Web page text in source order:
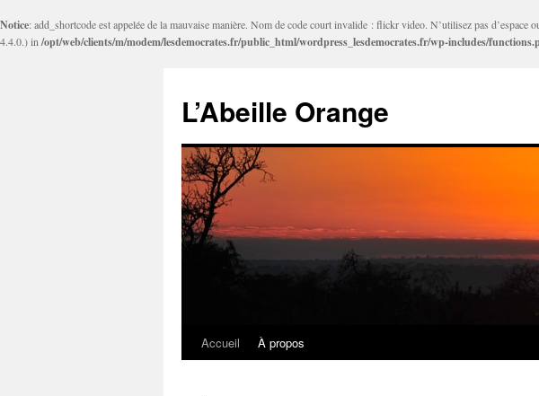
Notice: add_shortcode est appelée de la mauvaise manière. Nom de code court invalide : flickr video. N’utilisez pas
4.4.0.) in /opt/web/clients/m/modem/lesdemocrates.fr/public_html/wordpress_lesdemocrates.fr/wp-includes/
L’Abeille Orange
Aller
Accueil À propos